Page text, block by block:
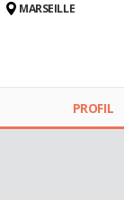
MARSEILLE
PROFIL